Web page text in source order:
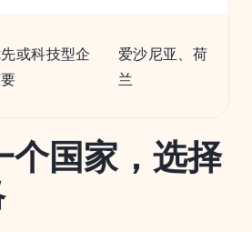
或科技型企
爱沙尼亚、荷
兰
个国家，选择